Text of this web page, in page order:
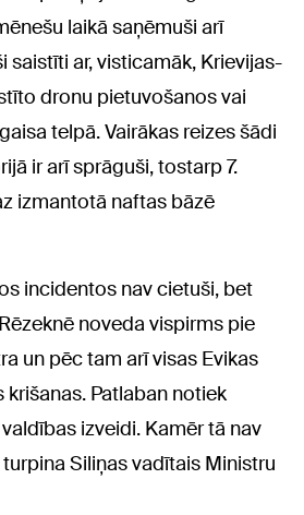
laikā saņēmuši arī
saistīti ar, visticamāk, Krievijas-
dronu pietuvošanos vai
telpā. Vairākas reizes šādi
ir arī sprāguši, tostarp 7.
izmantotā naftas bāzē
incidentos nav cietuši, bet
noveda vispirms pie
un pēc tam arī visas Evikas
krišanas. Patlaban notiek
izveidi. Kamēr tā nav
Siliņas vadītais Ministru